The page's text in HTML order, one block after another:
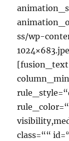
ss/wp-
[fusion_text
class=““